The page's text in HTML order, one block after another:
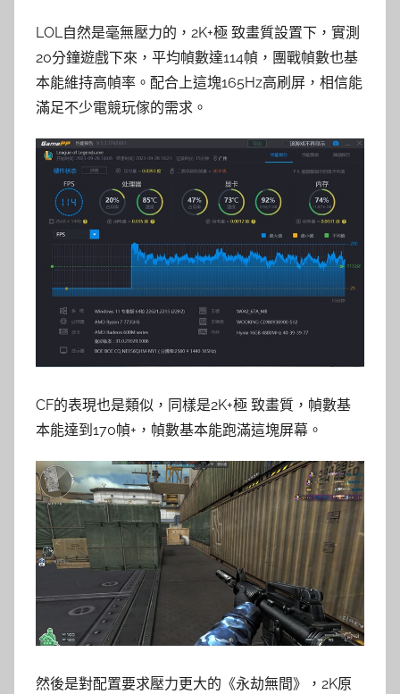
LOL自然是毫無壓力的，2K+極 致畫質設置下，實測
20分鐘遊戲下來，平均幀數達114幀，團戰幀數也基
本能維持高幀率。配合上這塊165Hz高刷屏，相信能
滿足不少電競玩傢的需求。
CF的表現也是類似，同樣是2K+極 致畫質，幀數基
本能達到170幀+，幀數基本能跑滿這塊屏幕。
然後是對配置要求壓力更大的《永劫無間》，2K原